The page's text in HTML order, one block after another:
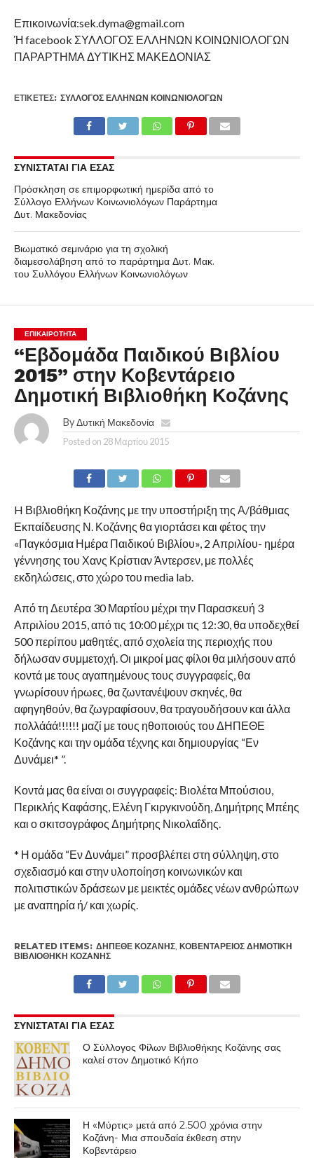
Επικοινωνία:sek.dyma@gmail.com
Ή facebook ΣΥΛΛΟΓΟΣ ΕΛΛΗΝΩΝ ΚΟΙΝΩΝΙΟΛΟΓΩΝ
ΠΑΡΑΡΤΗΜΑ ΔΥΤΙΚΗΣ ΜΑΚΕΔΟΝΙΑΣ
ΕΤΙΚΕΤΕΣ: ΣΎΛΛΟΓΟΣ ΕΛΛΉΝΩΝ ΚΟΙΝΩΝΙΟΛΌΓΩΝ
ΣΥΝΙΣΤΑΤΑΙ ΓΙΑ ΕΣΑΣ
Πρόσκληση σε επιμορφωτική ημερίδα από το
Σύλλογο Ελλήνων Κοινωνιολόγων Παράρτημα
Δυτ. Μακεδονίας
Βιωματικό σεμινάριο για τη σχολική
διαμεσολάβηση από το παράρτημα Δυτ. Μακ.
του Συλλόγου Ελλήνων Κοινωνιολόγων
ΕΠΙΚΑΙΡΟΤΗΤΑ
“Εβδομάδα Παιδικού Βιβλίου
2015” στην Κοβεντάρειο
Δημοτική Βιβλιοθήκη Κοζάνης
By Δυτική Μακεδονία
Posted on 28 Μαρτίου 2015
H Βιβλιοθήκη Κοζάνης με την υποστήριξη της Α/βάθμιας
Εκπαίδευσης Ν. Κοζάνης θα γιορτάσει και φέτος την
«Παγκόσμια Ημέρα Παιδικού Βιβλίου», 2 Απριλίου- ημέρα
γέννησης του Χανς Κρίστιαν Άντερσεν, με πολλές
εκδηλώσεις, στο χώρο του media lab.
Από τη Δευτέρα 30 Μαρτίου μέχρι την Παρασκευή 3
Απριλίου 2015, από τις 10:00 μέχρι τις 12:30, θα υποδεχθεί
500 περίπου μαθητές, από σχολεία της περιοχής που
δήλωσαν συμμετοχή. Οι μικροί μας φίλοι θα μιλήσουν από
κοντά με τους αγαπημένους τους συγγραφείς, θα
γνωρίσουν ήρωες, θα ζωντανέψουν σκηνές, θα
αφηγηθούν, θα ζωγραφίσουν, θα τραγουδήσουν και άλλα
πολλάάά!!!!!! μαζί με τους ηθοποιούς του ΔΗΠΕΘΕ
Κοζάνης και την ομάδα τέχνης και δημιουργίας “Εν
Δυνάμει* ”.
Κοντά μας θα είναι οι συγγραφείς: Βιολέτα Μπούσιου,
Περικλής Καφάσης, Ελένη Γκιργκινούδη, Δημήτρης Μπέης
και ο σκιτσογράφος Δημήτρης Νικολαΐδης.
* Η ομάδα “Εν Δυνάμει” προσβλέπει στη σύλληψη, στο
σχεδιασμό και στην υλοποίηση κοινωνικών και
πολιτιστικών δράσεων με μεικτές ομάδες νέων ανθρώπων
με αναπηρία ή/ και χωρίς.
RELATED ITEMS: ΔΗΠΕΘΕ ΚΟΖΆΝΗΣ, ΚΟΒΕΝΤΆΡΕΙΟΣ ΔΗΜΟΤΙΚΉ
ΒΙΒΛΙΟΘΉΚΗ ΚΟΖΆΝΗΣ
ΣΥΝΙΣΤΑΤΑΙ ΓΙΑ ΕΣΑΣ
Ο Σύλλογος Φίλων Βιβλιοθήκης Κοζάνης σας
καλεί στον Δημοτικό Κήπο
Η «Μύρτις» μετά από 2.500 χρόνια στην
Κοζάνη- Μια σπουδαία έκθεση στην
Κοβεντάρειο